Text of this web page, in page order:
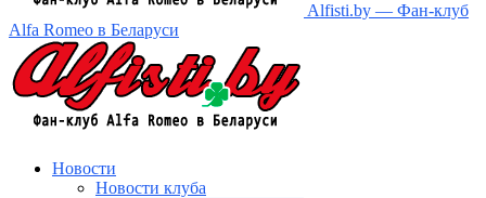
Alfisti.by — Фан-клуб
Alfa Romeo в Беларуси
Новости
Новости клуба